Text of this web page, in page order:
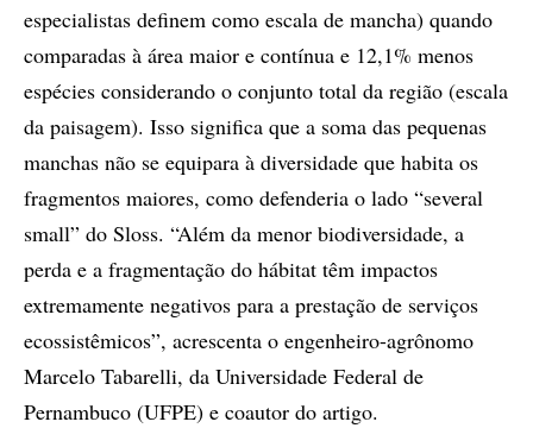
especialistas definem como escala de mancha) quando
comparadas à área maior e contínua e 12,1% menos
espécies considerando o conjunto total da região (escala
da paisagem). Isso significa que a soma das pequenas
manchas não se equipara à diversidade que habita os
fragmentos maiores, como defenderia o lado “several
small” do Sloss. “Além da menor biodiversidade, a
perda e a fragmentação do hábitat têm impactos
extremamente negativos para a prestação de serviços
ecossistêmicos”, acrescenta o engenheiro-agrônomo
Marcelo Tabarelli, da Universidade Federal de
Pernambuco (UFPE) e coautor do artigo.